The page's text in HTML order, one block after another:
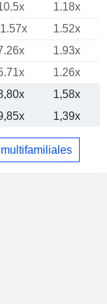
1.18x
1.52x
1.93x
1.26x
1,58x
1,39x